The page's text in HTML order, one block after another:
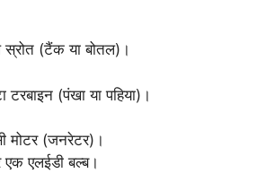
(टैंक या बोतल)।
टरबाइन (पंखा या पहिया)।
मोटर (जनरेटर)।
एक एलईडी बल्ब।